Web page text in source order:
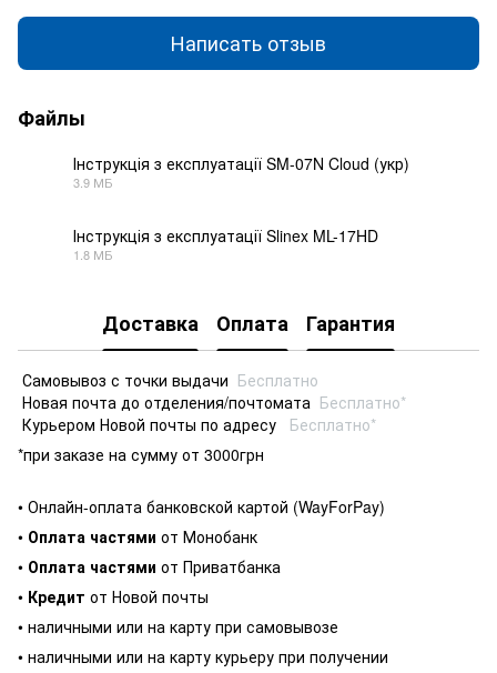
Написать отзыв
Файлы
Інструкція з експлуатації SM-07N Cloud (укр)
3.9 МБ
Інструкція з експлуатації Slinex ML-17HD
1.8 МБ
Доставка Оплата Гарантия
Самовывоз с точки выдачи Бесплатно
Новая почта до отделения/почтомата Бесплатно*
Курьером Новой почты по адресу Бесплатно*
*при заказе на сумму от 3000грн
• Онлайн-оплата банковской картой (WayForPay)
• Оплата частями от Монобанк
• Оплата частями от Приватбанка
• Кредит от Новой почты
• наличными или на карту при самовывозе
• наличными или на карту курьеру при получении